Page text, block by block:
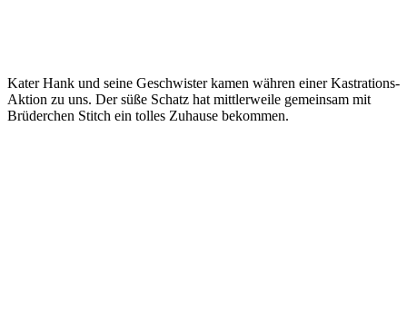
Kater Hank und seine Geschwister kamen währen einer Kastrations-
Aktion zu uns. Der süße Schatz hat mittlerweile gemeinsam mit
Brüderchen Stitch ein tolles Zuhause bekommen.